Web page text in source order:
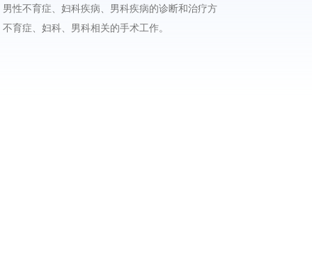
性不育症、妇科疾病、男科疾病的诊断和治疗方
不育症、妇科、男科相关的手术工作。